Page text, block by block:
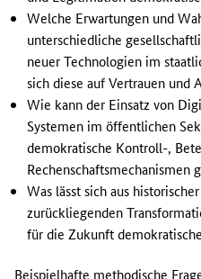
Welche Erwartungen und
unterschiedliche
neuer Technologien im
sich diese auf Vertrauen und
Wie kann der Einsatz von
Systemen im öffentlichen
demokratische Kontroll-,
Rechenschaftsmechanismen
Was lässt sich aus
zurückliegenden
für die Zukunft
Beispielhafte methodische